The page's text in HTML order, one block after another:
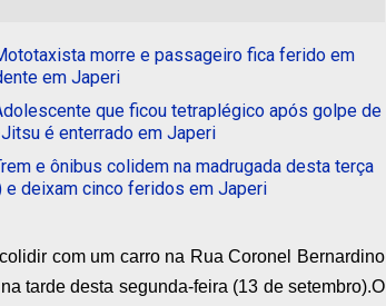
morre e passageiro fica ferido em
em Japeri
que ficou tetraplégico após golpe de
é enterrado em Japeri
e ônibus colidem na madrugada desta terça
e deixam cinco feridos em Japeri
com um carro na Rua Coronel Bernardino
tarde desta segunda-feira (13 de setembro).O